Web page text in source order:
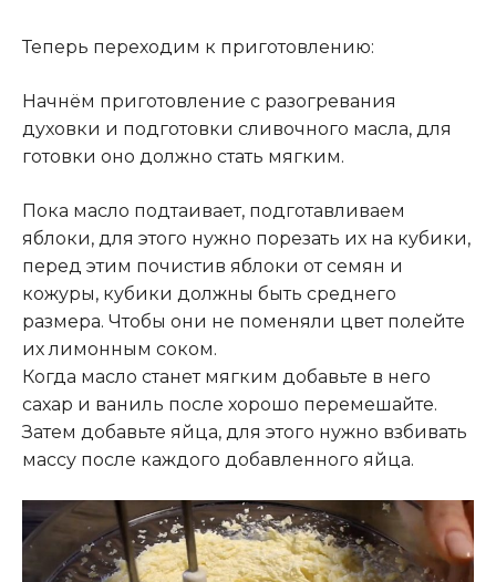
Теперь переходим к приготовлению:
Начнём приготовление с разогревания
духовки и подготовки сливочного масла, для
готовки оно должно стать мягким.
Пока масло подтаивает, подготавливаем
яблоки, для этого нужно порезать их на кубики,
перед этим почистив яблоки от семян и
кожуры, кубики должны быть среднего
размера. Чтобы они не поменяли цвет полейте
их лимонным соком.
Когда масло станет мягким добавьте в него
сахар и ваниль после хорошо перемешайте.
Затем добавьте яйца, для этого нужно взбивать
массу после каждого добавленного яйца.